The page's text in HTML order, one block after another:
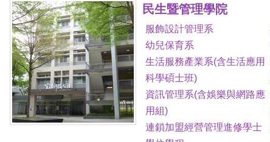
民生暨管理學院
服飾設計管理系
幼兒保育系
生活服務產業系(含生活應用
科學碩士班)
資訊管理系(含娛樂與網路應
用組)
連鎖加盟經營管理進修學士